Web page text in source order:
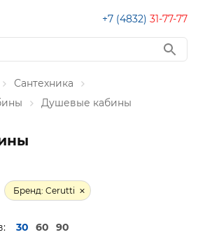
+7 (4832) 31-77-77
Сантехника
Душевые кабины
Бренд: Cerutti
30 60
90